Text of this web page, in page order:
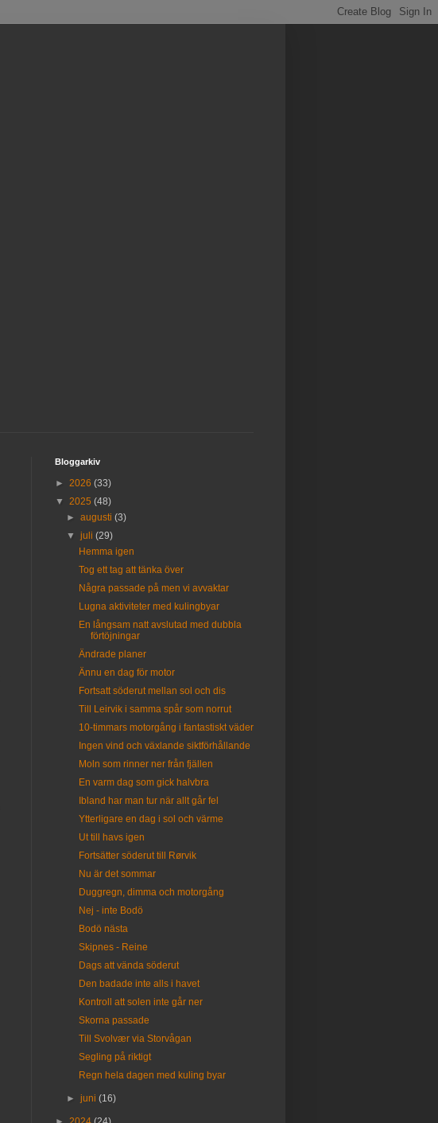
Bloggarkiv
► 2026 (33)
▼ 2025 (48)
►augusti(3)
▼juli(29)
Hemma igen
Tog ett tag att tänka över
Några passade på men vi avvaktar
Lugna aktiviteter med kulingbyar
En långsam natt avslutad med dubbla
förtöjningar
Ändrade planer
Ännu en dag för motor
Fortsatt söderut mellan sol och dis
Till Leirvik i samma spår som norrut
10-timmars motorgång i fantastiskt väder
Ingen vind och växlande siktförhållande
Moln som rinner ner från fjällen
En varm dag som gick halvbra
Ibland har man tur när allt går fel
Ytterligare en dag i sol och värme
Ut till havs igen
Fortsätter söderut till Rørvik
Nu är det sommar
Duggregn, dimma och motorgång
Nej - inte Bodö
Bodö nästa
Skipnes - Reine
Dags att vända söderut
Den badade inte alls i havet
Kontroll att solen inte går ner
Skorna passade
Till Svolvær via Storvågan
Segling på riktigt
Regn hela dagen med kuling byar
►juni(16)